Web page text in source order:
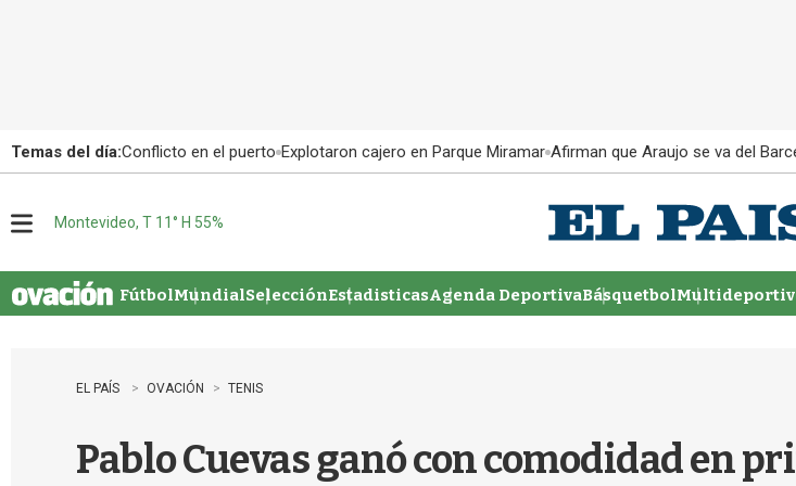
Temas del día:Conflicto en el puerto Explotaron cajero en Parque Miramar Afirman que Araujo se va del
u
Montevideo, T 11° H 55%
FútbolMundialSelecciónEstadisticasAgenda DeportivaBásquetbol
EL PAÍS OVACIÓN TENIS
Pablo Cuevas ganó con comodidad en